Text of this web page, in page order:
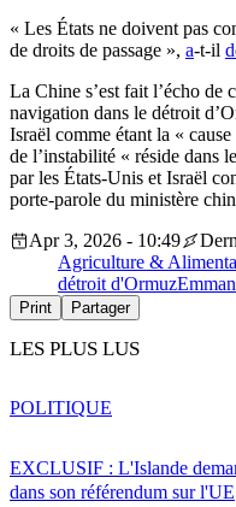
« Les États ne doivent pas
de droits de passage », a-t-il
La Chine s’est fait l’écho de
navigation dans le détroit
Israël comme étant la «
de l’instabilité « réside dans
par les États-Unis et Israël
porte-parole du ministère
Apr 3, 2026 - 10:49
Agriculture &
détroit d'Ormuz
Print Partager
LES PLUS LUS
EXCLUSIF : L'Islande
dans son référendum sur l'UE
POLITIQUE